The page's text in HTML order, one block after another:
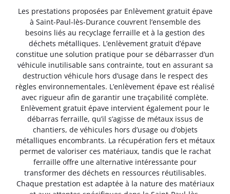
Les prestations proposées par Enlèvement gratuit épave
à Saint-Paul-lès-Durance couvrent l’ensemble des
besoins liés au recyclage ferraille et à la gestion des
déchets métalliques. L’enlèvement gratuit d’épave
constitue une solution pratique pour se débarrasser d’un
véhicule inutilisable sans contrainte, tout en assurant sa
destruction véhicule hors d’usage dans le respect des
règles environnementales. L’enlèvement épave est réalisé
avec rigueur afin de garantir une traçabilité complète.
Enlèvement gratuit épave intervient également pour le
débarras ferraille, qu’il s’agisse de métaux issus de
chantiers, de véhicules hors d’usage ou d’objets
métalliques encombrants. La récupération fers et métaux
permet de valoriser ces matériaux, tandis que le rachat
ferraille offre une alternative intéressante pour
transformer des déchets en ressources réutilisables.
Chaque prestation est adaptée à la nature des matériaux